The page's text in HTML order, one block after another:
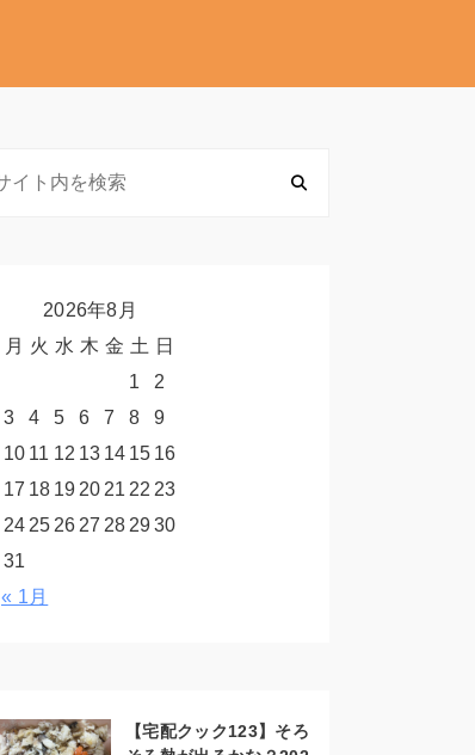
2026年8月
月 火 水 木 金 土 日
1
2
3
4 5 6 7 8
9
10 11 12 13 14 15 16
17 18 19 20 21 22 23
24 25 26 27 28 2930
31
« 1月
【宅配クック123】そろ